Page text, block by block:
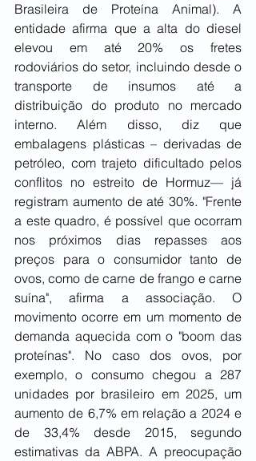
Brasileira de Proteína Animal). A
entidade afirma que a alta do diesel
elevou em até 20% os fretes
rodoviários do setor, incluindo desde o
transporte de insumos até a
distribuição do produto no mercado
interno. Além disso, diz que
embalagens plásticas – derivadas de
petróleo, com trajeto dificultado pelos
conflitos no estreito de Hormuz— já
registram aumento de até 30%. "Frente
a este quadro, é possível que ocorram
nos próximos dias repasses aos
preços para o consumidor tanto de
ovos, como de carne de frango e carne
suína", afirma a associação. O
movimento ocorre em um momento de
demanda aquecida com o "boom das
proteínas". No caso dos ovos, por
exemplo, o consumo chegou a 287
unidades por brasileiro em 2025, um
aumento de 6,7% em relação a 2024 e
de 33,4% desde 2015, segundo
estimativas da ABPA. A preocupação